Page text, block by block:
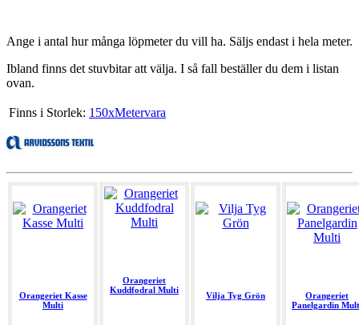
Ange i antal hur många löpmeter du vill ha. Säljs endast i hela meter.
Ibland finns det stuvbitar att välja. I så fall beställer du dem i listan
ovan.
Finns i Storlek: 150xMetervara
Orangeriet Kasse
Multi
Orangeriet
Kuddfodral Multi
Vilja Tyg Grön
Orangeriet
Panelgardin